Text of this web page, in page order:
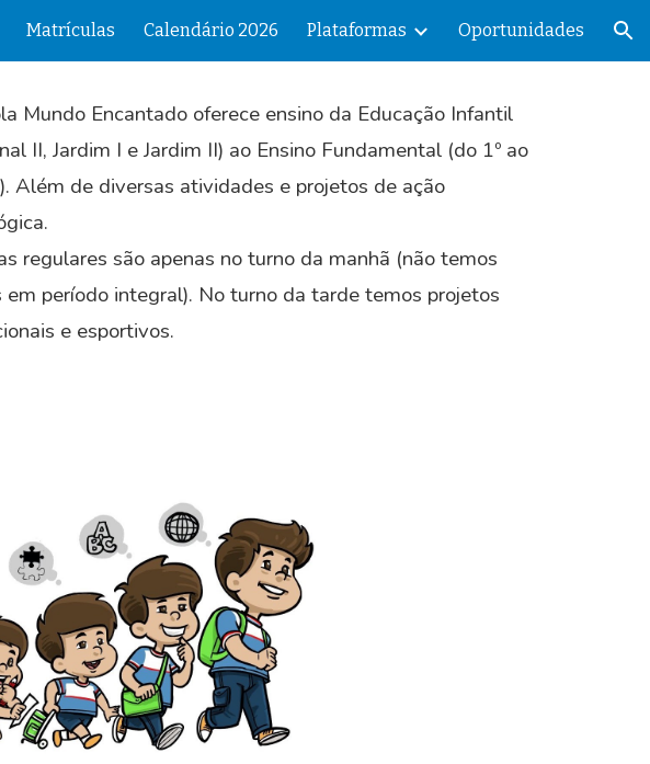
Skip to navigation
Matrículas Calendário 2026 Plataformas Oportunidades
Mundo Encantado oferece ensino da Educação Infantil
II, Jardim I e Jardim II) ao Ensino Fundamental (do 1º ao
Além de diversas atividades e projetos de ação
regulares são apenas no turno da manhã (não temos
em período integral). No turno da tarde temos projetos
e esportivos.